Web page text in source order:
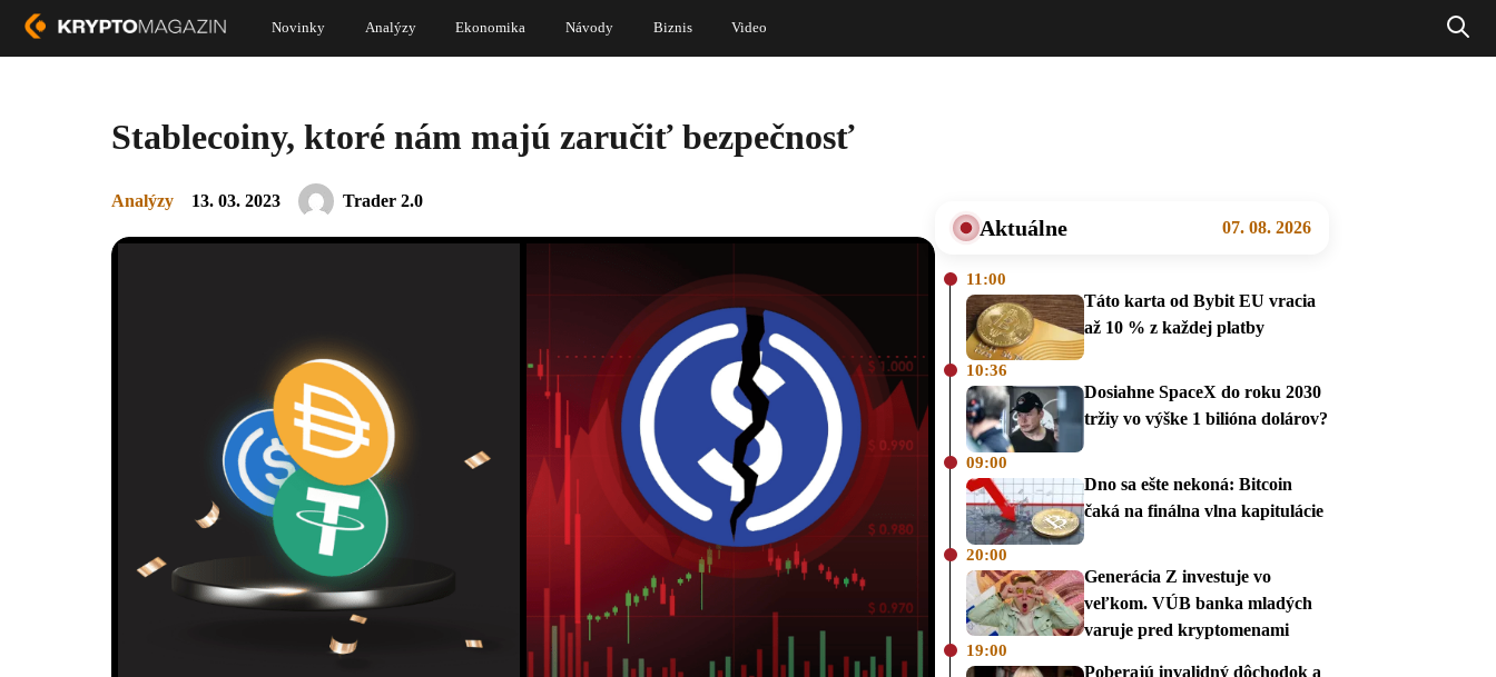
Novinky Analýzy Ekonomika Návody Biznis Video
Stablecoiny, ktoré nám majú zaručiť bezpečnosť
Analýzy 13. 03. 2023 Trader 2.0
Aktuálne 07. 08. 2026
11:00
Táto karta od Bybit EU vracia
až 10 % z každej platby
10:36
Dosiahne SpaceX do roku 2030
tržiy vo výške 1 bilióna dolárov?
09:00
Dno sa ešte nekoná: Bitcoin
čaká na finálna vlna kapitulácie
20:00
Generácia Z investuje vo
veľkom. VÚB banka mladých
varuje pred kryptomenami
19:00
Poberajú invalidný dôchodok a